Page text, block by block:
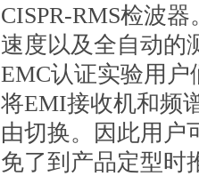
CISPR-RMS检波器
速度以及全自动的
EMC认证实验用户
将EMI接收机和频
由切换。因此用户
免了到产品定型时